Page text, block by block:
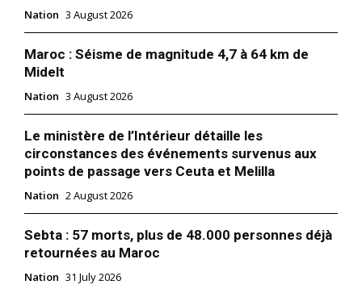
Nation 3 August 2026
Maroc : Séisme de magnitude 4,7 à 64 km de
Midelt
Nation 3 August 2026
Le ministère de l’Intérieur détaille les
circonstances des événements survenus aux
points de passage vers Ceuta et Melilla
Nation 2 August 2026
Sebta : 57 morts, plus de 48.000 personnes déjà
retournées au Maroc
Nation 31 July 2026